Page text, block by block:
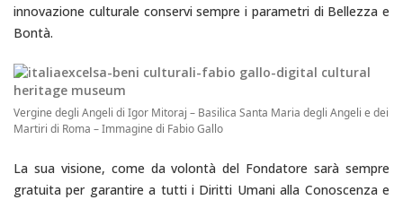
innovazione culturale conservi sempre i parametri di Bellezza e
Bontà.
Vergine degli Angeli di Igor Mitoraj – Basilica Santa Maria degli Angeli e dei
Martiri di Roma – Immagine di Fabio Gallo
La sua visione, come da volontà del Fondatore sarà sempre
gratuita per garantire a tutti i Diritti Umani alla Conoscenza e